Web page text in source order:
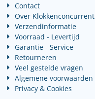
Contact
Over Klokkenconcurrent
Verzendinformatie
Voorraad - Levertijd
Garantie - Service
Retourneren
Veel gestelde vragen
Algemene voorwaarden
Privacy & Cookies